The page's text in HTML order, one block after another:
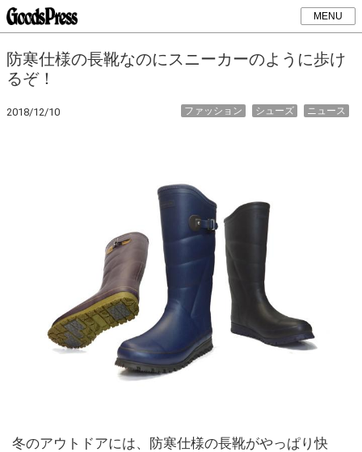
MENU
防寒仕様の長靴なのにスニーカーのように歩け
るぞ！
2018/12/10 ニュース
シューズ
ファッション
冬のアウトドアには、防寒仕様の長靴がやっぱり快